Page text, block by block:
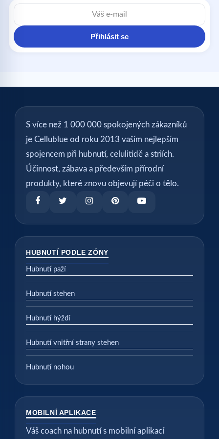
E-
mailová
Přihlásit se
S více než 1 000 000 spokojených zákazníků
je Cellublue od roku 2013 vaším nejlepším
spojencem při hubnutí, celulitidě a striích.
Účinnost, zábava a především přírodní
produkty, které znovu objevují péči o tělo.
HUBNUTÍ PODLE ZÓNY
Hubnutí paží
Hubnutí stehen
Hubnutí hýždí
Hubnutí vnitřní strany stehen
Hubnutí nohou
MOBILNÍ APLIKACE
Váš coach na hubnutí s mobilní aplikací